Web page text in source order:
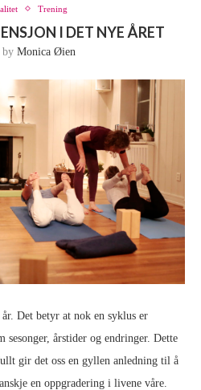
Trening
I DET NYE ÅRET
by Monica Øien
Det betyr at nok en syklus er
sesonger, årstider og endringer. Dette
gir det oss en gyllen anledning til å
en oppgradering i livene våre.